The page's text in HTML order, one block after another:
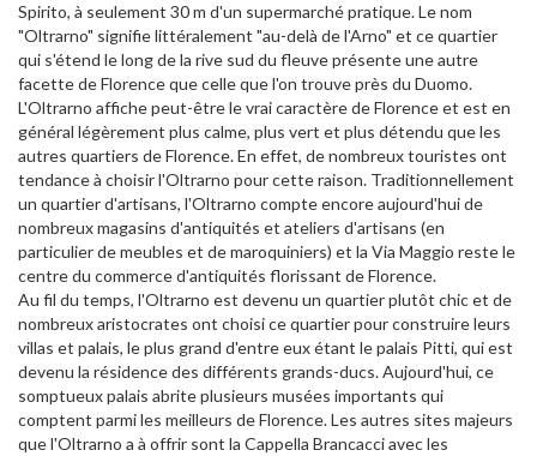
Spirito, à seulement 30 m d'un supermarché pratique. Le nom
"Oltrarno" signifie littéralement "au-delà de l'Arno" et ce quartier
qui s'étend le long de la rive sud du fleuve présente une autre
facette de Florence que celle que l'on trouve près du Duomo.
L'Oltrarno affiche peut-être le vrai caractère de Florence et est en
général légèrement plus calme, plus vert et plus détendu que les
autres quartiers de Florence. En effet, de nombreux touristes ont
tendance à choisir l'Oltrarno pour cette raison. Traditionnellement
un quartier d'artisans, l'Oltrarno compte encore aujourd'hui de
nombreux magasins d'antiquités et ateliers d'artisans (en
particulier de meubles et de maroquiniers) et la Via Maggio reste le
centre du commerce d'antiquités florissant de Florence.
Au fil du temps, l'Oltrarno est devenu un quartier plutôt chic et de
nombreux aristocrates ont choisi ce quartier pour construire leurs
villas et palais, le plus grand d'entre eux étant le palais Pitti, qui est
devenu la résidence des différents grands-ducs. Aujourd'hui, ce
somptueux palais abrite plusieurs musées importants qui
comptent parmi les meilleurs de Florence. Les autres sites majeurs
que l'Oltrarno a à offrir sont la Cappella Brancacci avec les